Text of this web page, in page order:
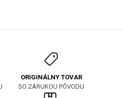
ORIGINÁLNY TOVAR
SO ZÁRUKOU PÔVODU